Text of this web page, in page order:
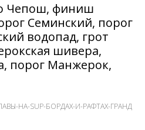
Чепош, финиш
Семинский, порог
водопад, грот
шивера,
порог Манжерок,
НА-SUP-БОРДАХ-И-РАФТАХ-ГРАНД